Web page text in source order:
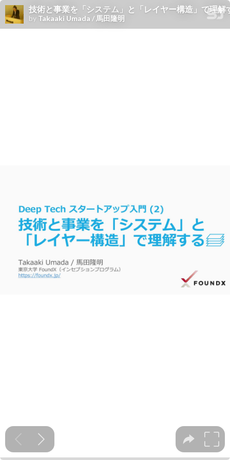
技術と事業を「システム」と「レイヤー構造」で理解
by Takaaki Umada / 馬田隆明